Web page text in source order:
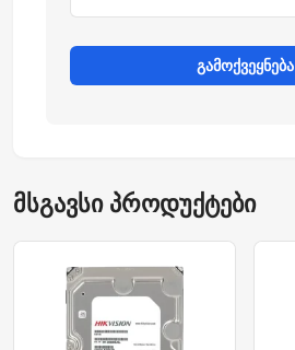
გამოქვეყნება
მსგავსი პროდუქტები